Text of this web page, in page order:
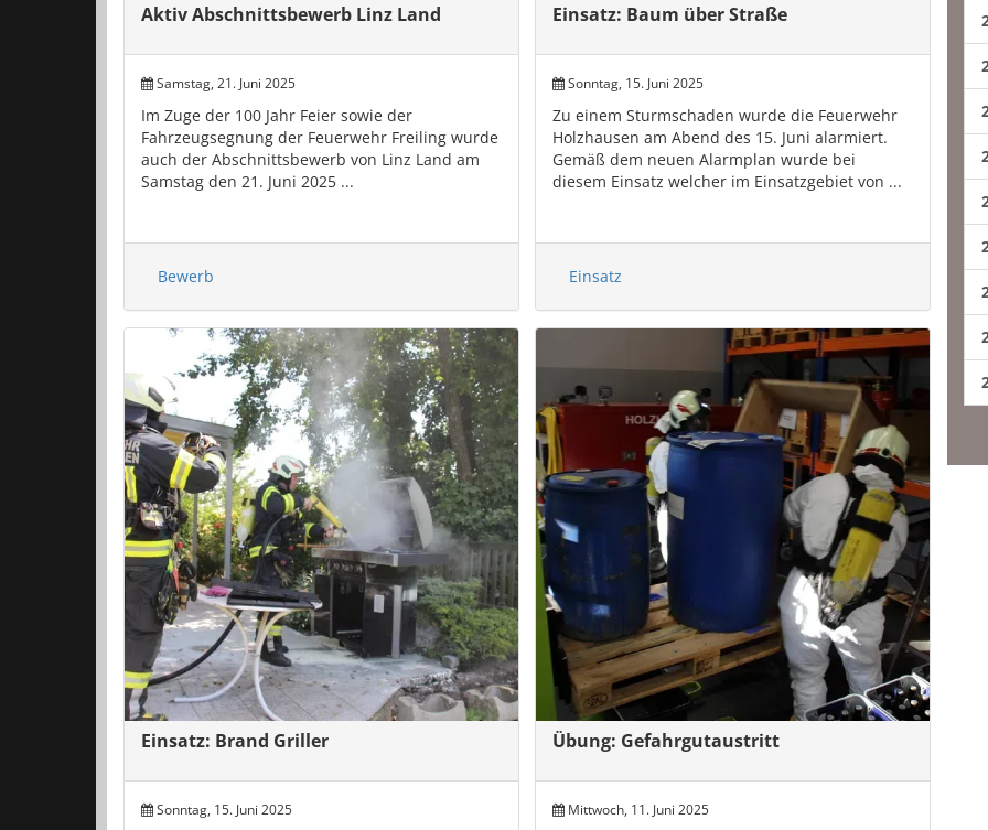
Aktiv Abschnittsbewerb Linz Land
Samstag, 21. Juni 2025
Im Zuge der 100 Jahr Feier sowie der
Fahrzeugsegnung der Feuerwehr Freiling wurde
auch der Abschnittsbewerb von Linz Land am
Samstag den 21. Juni 2025 ...
Bewerb
Einsatz: Baum über Straße
Sonntag, 15. Juni 2025
Zu einem Sturmschaden wurde die Feuerwehr
Holzhausen am Abend des 15. Juni alarmiert.
Gemäß dem neuen Alarmplan wurde bei
diesem Einsatz welcher im Einsatzgebiet von ...
Einsatz
Einsatz: Brand Griller
Sonntag, 15. Juni 2025
Übung: Gefahrgutaustritt
Mittwoch, 11. Juni 2025